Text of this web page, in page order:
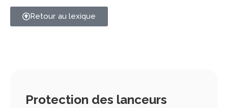
Retour au lexique
Protection des lanceurs